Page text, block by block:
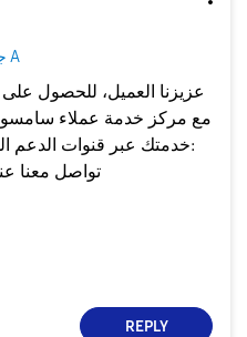
جالاكسى A
عزيزنا العميل، للحصول
مع مركز خدمة عملاء
خدمتك عبر قنوات الدعم المتوفرة من خلال الرابط التالي:
تواصل معنا
REPLY